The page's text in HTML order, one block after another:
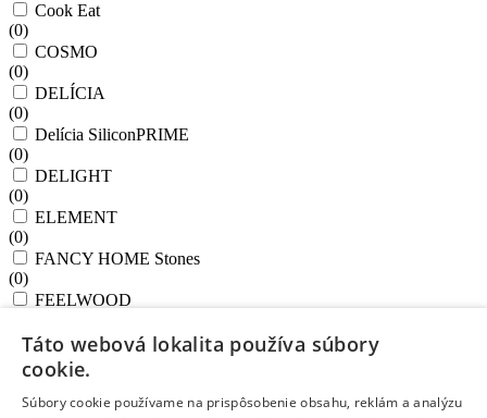
Cook Eat
(0)
COSMO
(0)
DELÍCIA
(0)
Delícia SiliconPRIME
(0)
DELIGHT
(0)
ELEMENT
(0)
FANCY HOME Stones
(0)
FEELWOOD
GrandCHEF
GrandCHEF+
0)
Táto webová lokalita používa súbory
cookie.
Súbory cookie používame na prispôsobenie obsahu, reklám a analýzu